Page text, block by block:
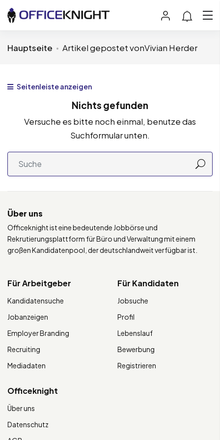
Hauptseite Artikel gepostet vonVivian Herder
Seitenleiste anzeigen
Nichts gefunden
Versuche es bitte noch einmal, benutze das
Suchformular unten.
Über uns
Officeknight ist eine bedeutende Jobbörse und
Rekrutierungsplattform für Büro und Verwaltung mit einem
großen Kandidatenpool, der deutschlandweit verfügbar ist.
Für Arbeitgeber
Kandidatensuche
Jobanzeigen
Employer Branding
Recruiting
Mediadaten
Für Kandidaten
Jobsuche
Profil
Lebenslauf
Bewerbung
Registrieren
Officeknight
Über uns
Datenschutz